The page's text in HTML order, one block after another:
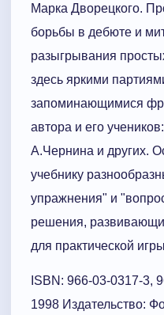
Марка Дворецкого.
борьбы в дебюте и
разыгрывания
здесь яркими
запоминающимися
автора и его
А.Чернина и других.
учебнику
упражнения" и
решения,
для практической
ISBN: 966-03-0317-3,
1998 Издательство: